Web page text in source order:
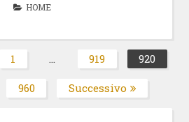
HOME
Pagina
1 … Pagina
919 920
Pagina
960 Successivo